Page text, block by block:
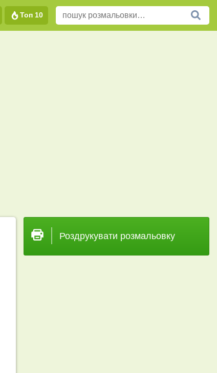
Топ 10
Роздрукувати розмальовку